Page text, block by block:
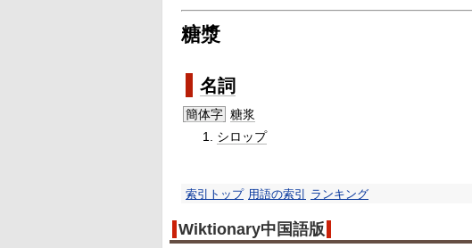
糖漿
名詞
簡体字 糖浆
シロップ
索引トップ 用語の索引 ランキング
Wiktionary中国語版